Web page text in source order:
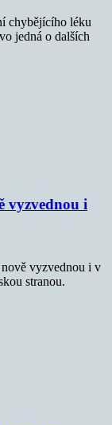
chybějícího léku
jedná o dalších
vyzvednou i
nově vyzvednou i v
stranou.